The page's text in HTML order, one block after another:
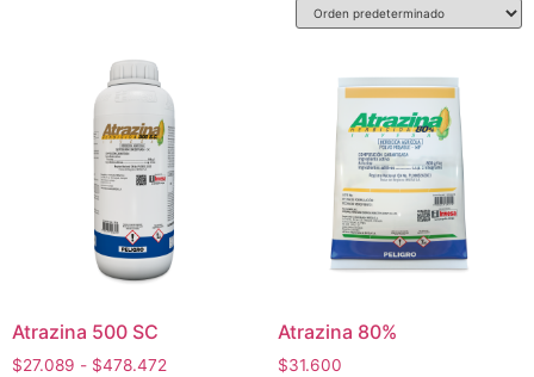
Atrazina 500 SC
$27.089 - $478.472
Atrazina 80%
$31.600